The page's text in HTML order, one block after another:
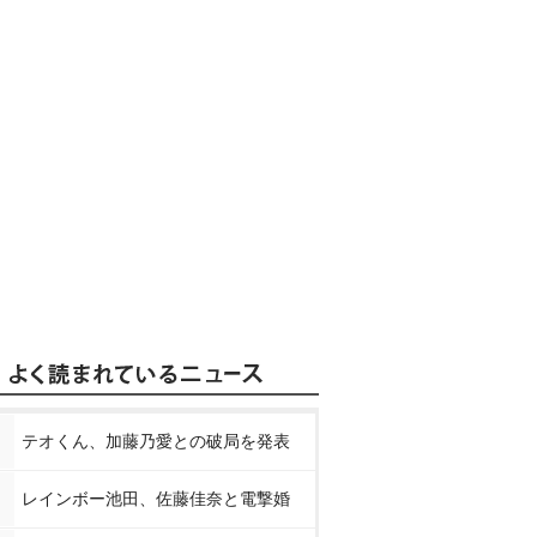
テオくん、加藤乃愛との破局を発表
レインボー池田、佐藤佳奈と電撃婚